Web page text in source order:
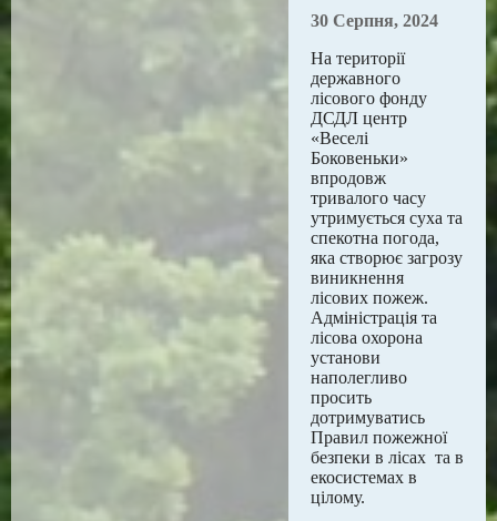
30 Серпня, 2024
На території
державного
лісового фонду
ДСДЛ центр
«Веселі
Боковеньки»
впродовж
тривалого часу
утримується суха та
спекотна погода,
яка створює загрозу
виникнення
лісових пожеж.
Адміністрація та
лісова охорона
установи
наполегливо
просить
дотримуватись
Правил пожежної
безпеки в лісах та в
екосистемах в
цілому.